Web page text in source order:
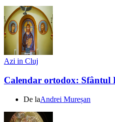
Azi in Cluj
Calendar ortodox: Sfântul
De laAndrei Mureșan